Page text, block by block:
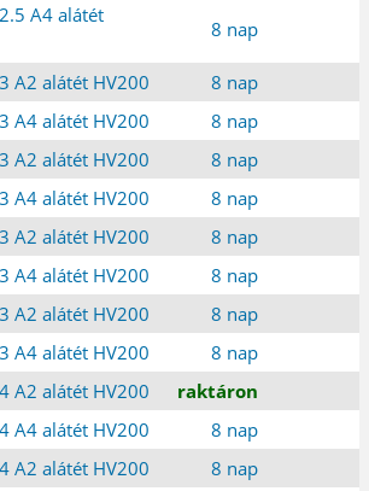
A4 alátét
8 nap
A2 alátét HV200
8 nap
A4 alátét HV200
8 nap
A2 alátét HV200
8 nap
A4 alátét HV200
8 nap
A2 alátét HV200
8 nap
A4 alátét HV200
8 nap
A2 alátét HV200
8 nap
A4 alátét HV200
8 nap
A2 alátét HV200
raktáron
A4 alátét HV200
8 nap
A2 alátét HV200
8 nap